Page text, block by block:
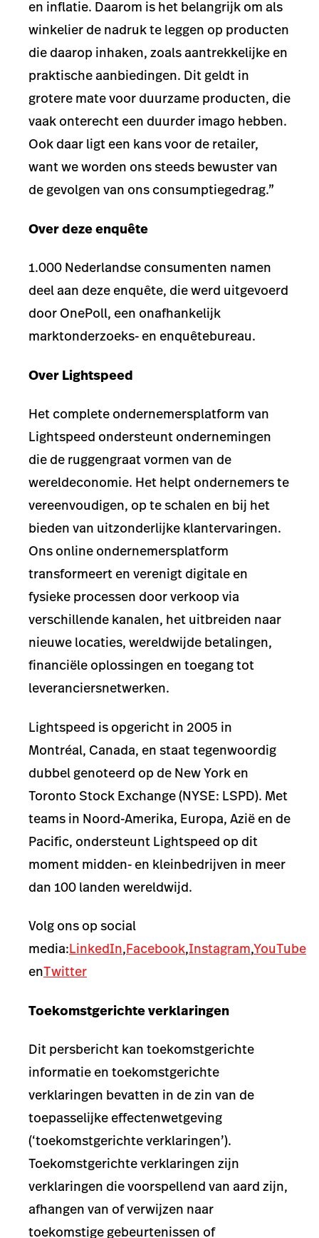
en inflatie. Daarom is het belangrijk om als
winkelier de nadrukte leggen op producten
die daarop inhaken, zoals aantrekkelijke en
praktische aanbiedingen. Dit geldt in
grotere mate voor duurzame producten, die
vaak onterecht een duurder imago hebben.
Ook daar ligt een kans voor de retailer,
want we worden ons steeds bewuster van
de gevolgen van ons consumptiegedrag.”
Over deze enquête
1.000 Nederlandse consumenten namen
deel aan deze enquête, die werd uitgevoerd
door OnePoll, een onafhankelijk
marktonderzoeks- en enquêtebureau.
Over Lightspeed
Het complete ondernemersplatform van
Lightspeed ondersteunt ondernemingen
die de ruggengraat vormen van de
wereldeconomie. Het helpt ondernemers te
vereenvoudigen, op te schalen en bij het
bieden van uitzonderlijke klantervaringen.
Ons online ondernemersplatform
transformeert en verenigt digitale en
fysieke processen door verkoop via
verschillende kanalen, het uitbreiden naar
nieuwe locaties, wereldwijde betalingen,
financiële oplossingen en toegang tot
leveranciersnetwerken.
Lightspeed is opgericht in 2005 in
Montréal, Canada, en staat tegenwoordig
dubbel genoteerd op de New York en
Toronto Stock Exchange (NYSE: LSPD). Met
teams in Noord-Amerika, Europa, Azië en de
Pacific, ondersteunt Lightspeed op dit
moment midden- en kleinbedrijven in meer
dan 100 landen wereldwijd.
Volg ons op social
media:LinkedIn,Facebook,Instagram,YouTube
enTwitter
Toekomstgerichte verklaringen
Dit persbericht kan toekomstgerichte
informatie en toekomstgerichte
verklaringen bevatten in de zin van de
toepasselijke effectenwetgeving
(‘toekomstgerichte verklaringen’).
Toekomstgerichte verklaringen zijn
verklaringen die voorspellend van aard zijn,
afhangen van of verwijzen naar
toekomstige gebeurtenissen of